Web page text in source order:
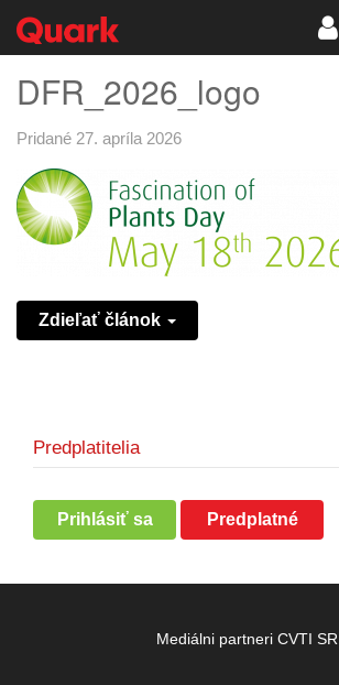
DFR_2026_logo
Pridané 27. apríla 2026
Zdieľať článok
Predplatitelia
Prihlásiť sa Predplatné
Mediálni partneri CVTI SR